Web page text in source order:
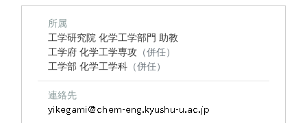
所属
工学研究院 化学工学部門 助教
工学府 化学工学専攻 （併任）
工学部 化学工学科 （併任）
連絡先